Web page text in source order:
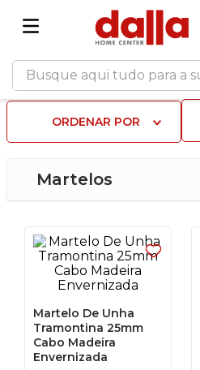
Busque aqui tudo para a sua
ORDENAR POR
Martelos
Martelo De Unha
Tramontina 25mm
Cabo Madeira
Envernizada